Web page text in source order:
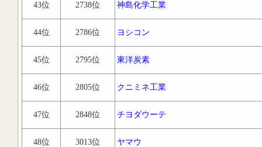
43位 2738位 神島化学工業
44位 2786位 ヨシコン
45位 2795位 東洋炭素
46位 2805位 クニミネ工業
47位 2848位 チヨダウーテ
48位 3013位 ヤマウ